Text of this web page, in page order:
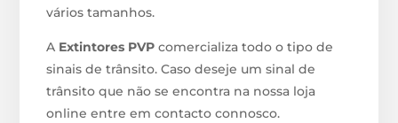
vários tamanhos.
A Extintores PVP comercializa todo o tipo de
sinais de trânsito. Caso deseje um sinal de
trânsito que não se encontra na nossa loja
online entre em contacto connosco.